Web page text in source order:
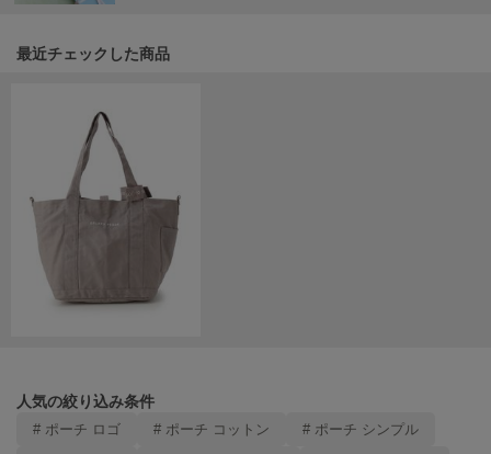
MICHU COQUETTE
ミーエスミーム
Mila Owen
ミラオーウェン
MOIGE
モワージュ
NEW Balance
ニューバランス
最近チェックした商品
人気の絞り込み条件
# ポーチ ロゴ # ポーチ コットン # ポーチ シンプル